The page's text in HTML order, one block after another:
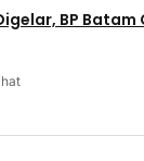
BP Batam